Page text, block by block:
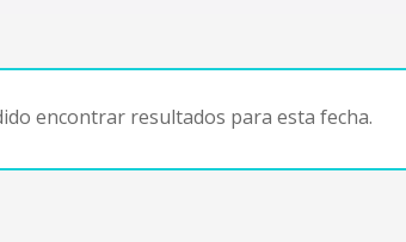
encontrar resultados para esta fecha.